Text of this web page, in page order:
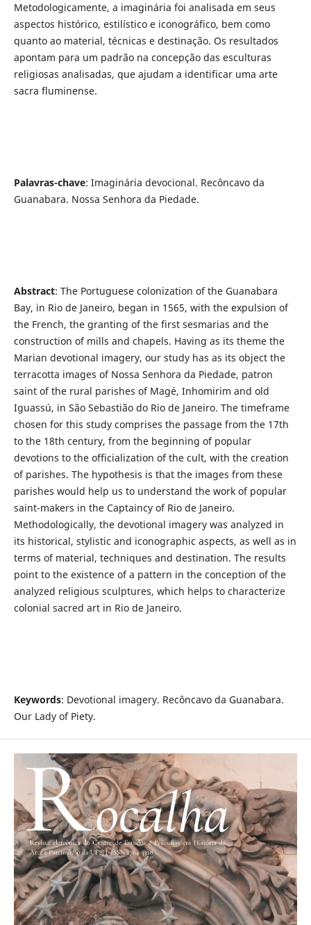
Metodologicamente, a imaginária foi analisada em seus
aspectos histórico, estilístico e iconográfico, bem como
quanto ao material, técnicas e destinação. Os resultados
apontam para um padrão na concepção das esculturas
religiosas analisadas, que ajudam a identificar uma arte
sacra fluminense.
Palavras-chave: Imaginária devocional. Recôncavo da
Guanabara. Nossa Senhora da Piedade.
Abstract: The Portuguese colonization of the Guanabara
Bay, in Rio de Janeiro, began in 1565, with the expulsion of
the French, the granting of the first sesmarias and the
construction of mills and chapels. Having as its theme the
Marian devotional imagery, our study has as its object the
terracotta images of Nossa Senhora da Piedade, patron
saint of the rural parishes of Magé, Inhomirim and old
Iguassú, in São Sebastião do Rio de Janeiro. The timeframe
chosen for this study comprises the passage from the 17th
to the 18th century, from the beginning of popular
devotions to the officialization of the cult, with the creation
of parishes. The hypothesis is that the images from these
parishes would help us to understand the work of popular
saint-makers in the Captaincy of Rio de Janeiro.
Methodologically, the devotional imagery was analyzed in
its historical, stylistic and iconographic aspects, as well as in
terms of material, techniques and destination. The results
point to the existence of a pattern in the conception of the
analyzed religious sculptures, which helps to characterize
colonial sacred art in Rio de Janeiro.
Keywords: Devotional imagery. Recôncavo da Guanabara.
Our Lady of Piety.